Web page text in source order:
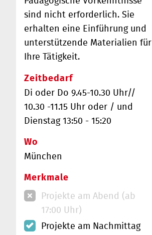
sind nicht erforderlich. Sie
erhalten eine Einführung und
unterstützende Materialien für
Ihre Tätigkeit.
Zeitbedarf
Di oder Do 9.45-10.30 Uhr//
10.30 -11.15 Uhr oder / und
Dienstag 13:50 - 15:20
Wo
München
Merkmale
Projekte am Abend (ab
17:00 Uhr)
Projekte am Nachmittag